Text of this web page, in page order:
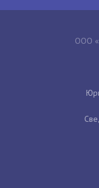
ООО